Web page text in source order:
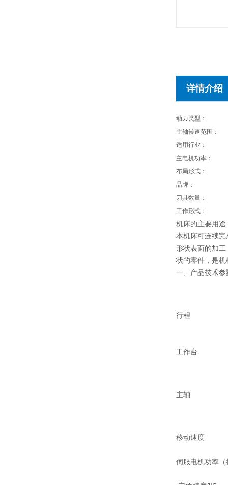
详情介绍
动力类型：
主轴转速范围：
适用行业：
主电机功率：
布局形式：
品牌：
刀具数量：
工作形式：
机床的主要用
本机床可连续
形状表面的加
状的零件，是
一、产品技术
行程
工作台
主轴
移动速度
伺服电机功率（